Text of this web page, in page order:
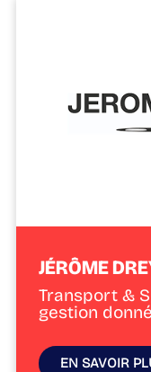
JÉRÔME
Transport &
gestion
EN SAVOIR